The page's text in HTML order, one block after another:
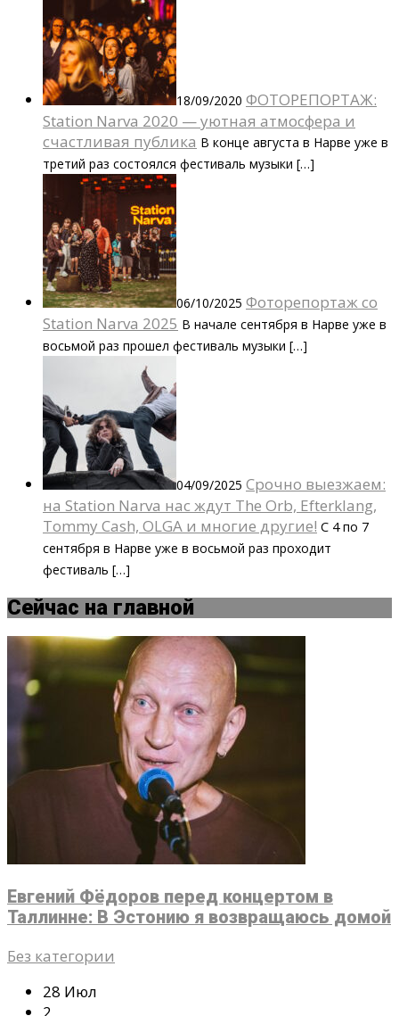
18/09/2020 ФОТОРЕПОРТАЖ:
Station Narva 2020 — уютная атмосфера и
счастливая публика В конце августа в Нарве уже в
третий раз состоялся фестиваль музыки […]
06/10/2025 Фоторепортаж со
Station Narva 2025 В начале сентября в Нарве уже в
восьмой раз прошел фестиваль музыки […]
04/09/2025 Срочно выезжаем:
на Station Narva нас ждут The Orb, Efterklang,
Tommy Cash, OLGA и многие другие! C 4 по 7
сентября в Нарве уже в восьмой раз проходит
фестиваль […]
Сейчас на главной
Евгений Фёдоров перед концертом в
Таллинне: В Эстонию я возвращаюсь домой
Без категории
28 Июл